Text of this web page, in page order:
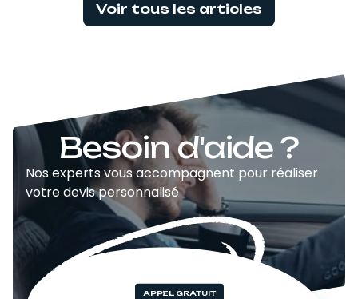
Voir tous les articles
Besoin d'aide ?
Nos experts vous accompagnent pour réaliser
votre devis personnalisé
APPEL GRATUIT